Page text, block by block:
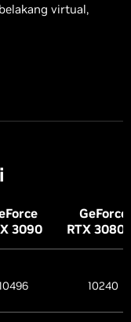
virtual,
3090
GeForce
RTX 3080
10240